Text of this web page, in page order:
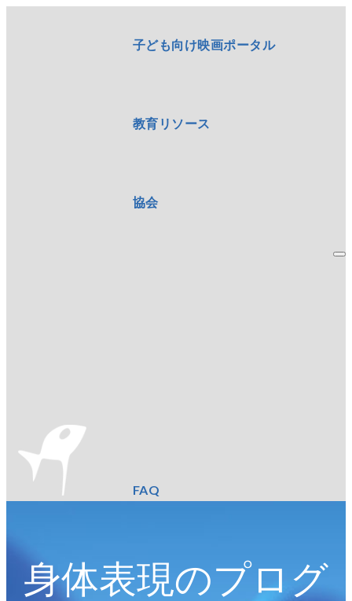
子ども向け映画ポータル
教育リソース
協会
FAQ
身体表現のプログ